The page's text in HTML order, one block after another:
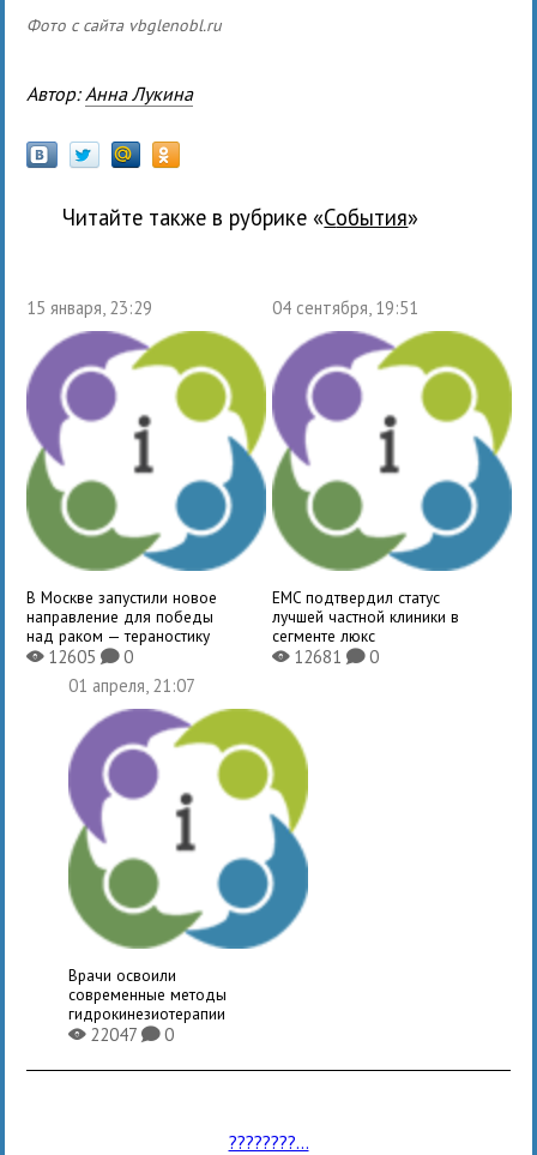
Фото с сайта vbglenobl.ru
Автор: Анна Лукина
Читайте также в рубрике « события»
15 января, 23:29
В Москве запустили новое
направление для победы
над раком — тераностику
X12605K0
04 сентября, 19:51
EMC подтвердил статус
лучшей частной клиники в
сегменте люкс
X12681 K0
01 апреля, 21:07
Врачи освоили
современные методы
гидрокинезиотерапии
X22047K0
????????...